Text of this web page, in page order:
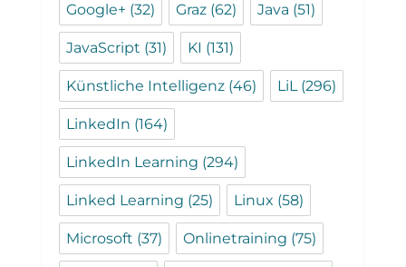
Google+ (32) Graz (62) Java (51)
JavaScript (31) KI (131)
Künstliche Intelligenz (46) LiL(296)
LinkedIn (164)
LinkedIn Learning (294)
Linked Learning (25) Linux (58)
Microsoft (37) Onlinetraining (75)